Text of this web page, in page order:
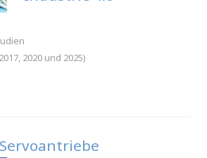
2020 und 2025)